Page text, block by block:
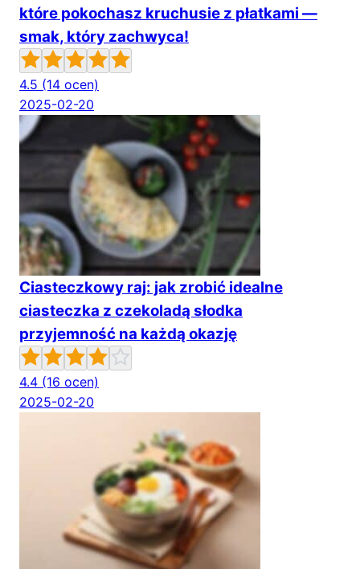
które pokochasz kruchusie z płatkami —
smak, który zachwyca!
4.5 (14 ocen)
2025-02-20
Ciasteczkowy raj: jak zrobić idealne
ciasteczka z czekoladą słodka
przyjemność na każdą okazję
4.4 (16 ocen)
2025-02-20